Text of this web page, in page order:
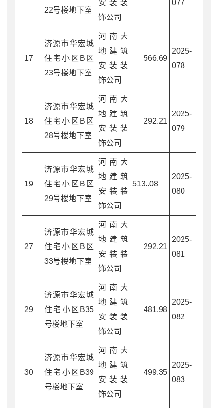
22号楼地下室
安装装
饰公司
077
17
济源市华宏城
住宅小区B区
23号楼地下室
河南大
地建筑
安装装
饰公司
566.69
2025-
078
18
济源市华宏城
住宅小区B区
28号楼地下室
河南大
地建筑
安装装
饰公司
292.21
2025-
079
19
济源市华宏城
住宅小区B区
29号楼地下室
河南大
地建筑
安装装
饰公司
513..08
2025-
080
27
济源市华宏城
住宅小区B区
33号楼地下室
河南大
地建筑
安装装
饰公司
292.21
2025-
081
29
济源市华宏城
住宅小区B35
号楼地下室
河南大
地建筑
安装装
饰公司
481.98
2025-
082
30
济源市华宏城
住宅小区B39
号楼地下室
河南大
地建筑
安装装
饰公司
499.35
2025-
083